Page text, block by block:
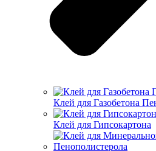
Клей для Газобетона
Клей для Гипсокартона